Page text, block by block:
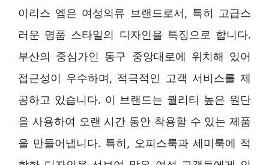
이리스 엠은 여성의류 브랜드로서, 특히 고급스
러운 명품 스타일의 디자인을 특징으로 합니다.
부산의 중심가인 동구 중앙대로에 위치해 있어
접근성이 우수하며, 적극적인 고객 서비스를 제
공하고 있습니다. 이 브랜드는 퀄리티 높은 원단
을 사용하여 오랜 시간 동안 착용할 수 있는 제품
을 만들어냅니다. 특히, 오피스룩과 세미룩에 적